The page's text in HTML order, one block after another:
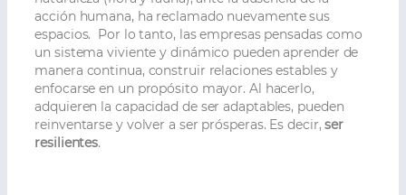
acción humana, ha reclamado nuevamente sus
espacios. Por lo tanto, las empresas pensadas como
un sistema viviente y dinámico pueden aprender de
manera continua, construir relaciones estables y
enfocarse en un propósito mayor. Al hacerlo,
adquieren la capacidad de ser adaptables, pueden
reinventarse y volver a ser prósperas. Es decir,ser
resilientes.